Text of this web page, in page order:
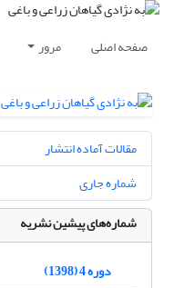
صفحه اصلی مرور
مقالات آماده انتشار
شماره جاری
شماره‌های پیشین نشریه
دوره 4 (1398)